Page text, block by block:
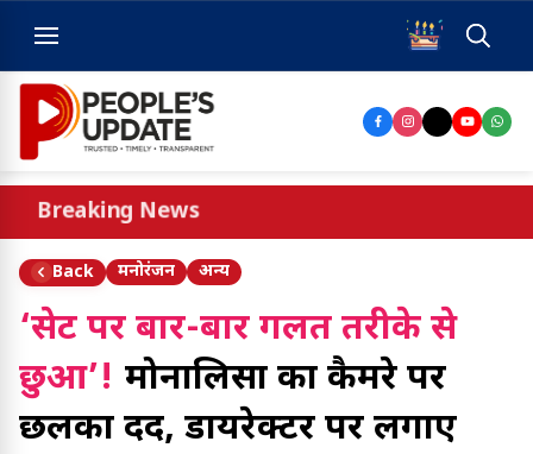
Breaking News
Back मनोरंजन अन्य
‘सेट पर बार-बार गलत तरीके से
छुआ’! मोनालिसा का कैमरे पर
छलका दर्द, डायरेक्टर पर लगाए